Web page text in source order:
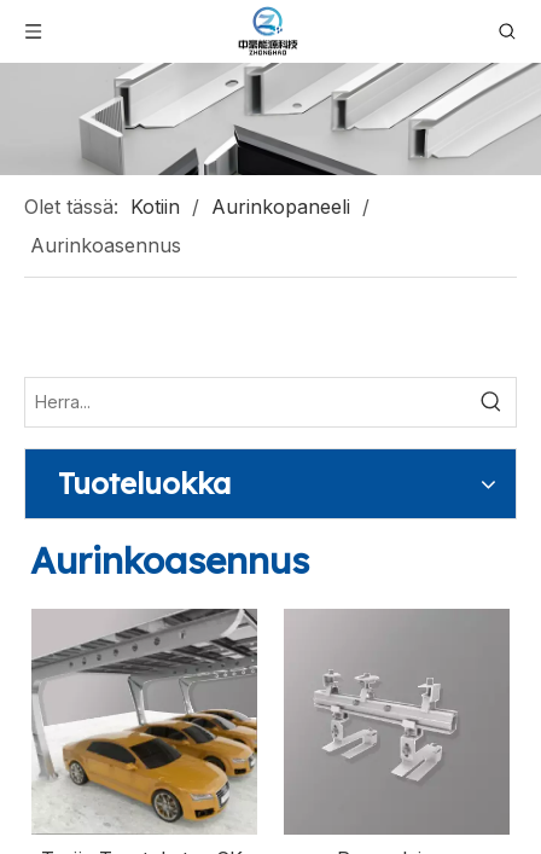
Olet tässä: Kotiin / Aurinkopaneeli /
Aurinkoasennus
Tuoteluokka
Aurinkoasennus